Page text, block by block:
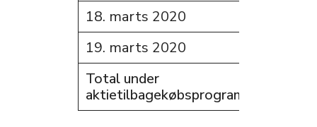
18. marts 2020
19. marts 2020
Total under
aktietilbagekøbsprogrammet